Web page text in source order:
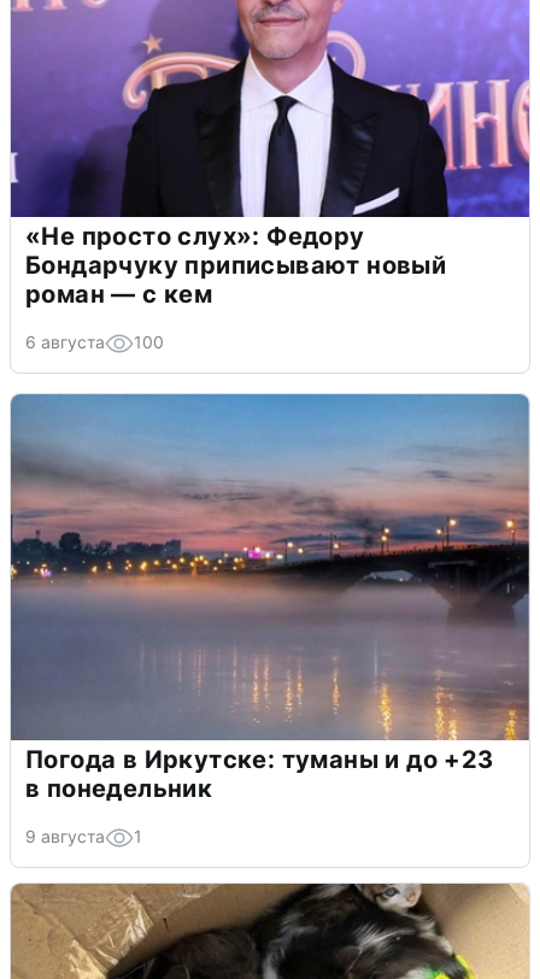
«Не просто слух»: Федору
Бондарчуку приписывают новый
роман — с кем
6 августа 100
Погода в Иркутске: туманы и до +23
в понедельник
9 августа 1